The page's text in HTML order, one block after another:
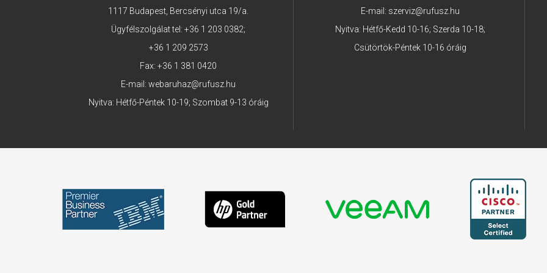
1117 Budapest, Bercsényi utca 19/a.
Ügyfélszolgálat tel:+36 1 203 0382;
+36 1 209 2573
Fax: +36 1 381 0420
E-mail:webaruhaz@rufusz.hu
Nyitva: Hétfő-Péntek 10-19; Szombat 9-13 óráig
E-mail: szerviz@rufusz.hu
Nyitva: Hétfő-Kedd 10-16; Szerda 10-18;
Csütörtök-Péntek 10-16 óráig